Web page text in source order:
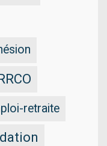
retraite